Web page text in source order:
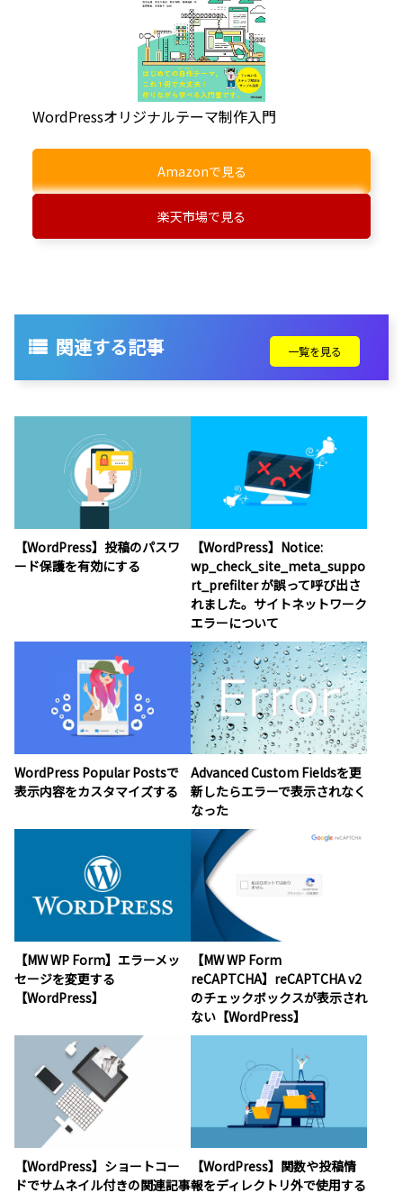
WordPressオリジナルテーマ制作入門
Amazonで見る
楽天市場で見る
関連する記事
【WordPress】投稿のパスワ
ード保護を有効にする
【WordPress】Notice:
wp_check_site_meta_suppo
rt_prefilter が誤って呼び出さ
れました。サイトネットワーク
エラーについて
WordPress Popular Postsで
表示内容をカスタマイズする
Advanced Custom Fieldsを更
新したらエラーで表示されなく
なった
【MW WP Form】エラーメッ
セージを変更する
【WordPress】
【MW WP Form
reCAPTCHA】reCAPTCHA v2
のチェックボックスが表示され
ない【WordPress】
【WordPress】ショートコー
ドでサムネイル付きの関連記事
【WordPress】関数や投稿情
報をディレクトリ外で使用する
一覧を見る